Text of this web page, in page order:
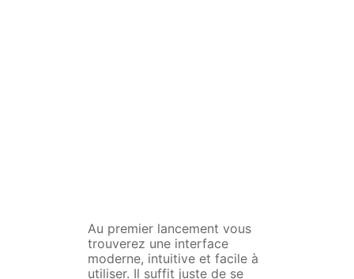
Au premier lancement vous
trouverez une interface
moderne, intuitive et facile à
utiliser. Il suffit juste de se